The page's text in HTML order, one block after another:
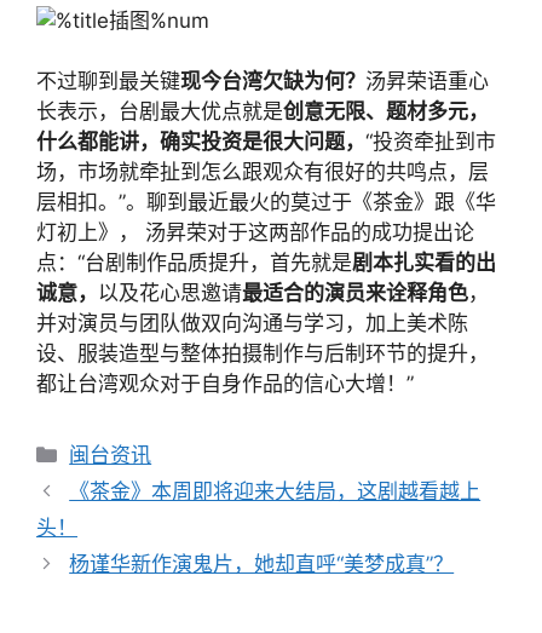
不过聊到最关键现今台湾欠缺为何？ 汤昇荣语重心
长表示，台剧最大优点就是创意无限、题材多元，
什么都能讲，确实投资是很大问题， “投资牵扯到市
场，市场就牵扯到怎么跟观众有很好的共鸣点，层
层相扣。”。聊到最近最火的莫过于《茶金》跟《华
灯初上》， 汤昇荣对于这两部作品的成功提出论
点：“台剧制作品质提升，首先就是剧本扎实看的出
诚意， 以及花心思邀请最适合的演员来诠释角色，
并对演员与团队做双向沟通与学习，加上美术陈
设、服装造型与整体拍摄制作与后制环节的提升，
都让台湾观众对于自身作品的信心大增！”
分
类
闽台资讯
文
章
航
《茶金》本周即将迎来大结局，这剧越看越上
头！
杨谨华新作演鬼片，她却直呼“美梦成真”？